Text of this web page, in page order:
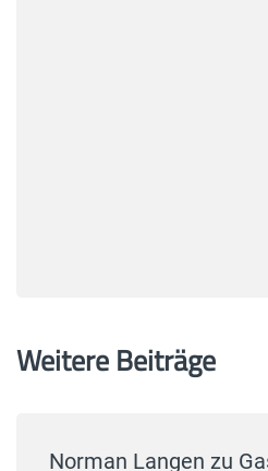
Weitere Beiträge
Norman Langen zu